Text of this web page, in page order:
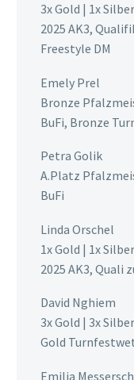
3x Gold | 1x
2025 AK3,
Freestyle DM
Emely Prel
Bronze
BuFi, Bronze
Petra Golik
A.Platz
BuFi
Linda Orschel
1x Gold | 1x
2025 AK3, Quali
David Nghiem
3x Gold | 3x
Gold
Emilia